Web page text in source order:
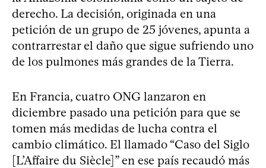
derecho. La decisión, originada en una
petición de un grupo de 25 jóvenes, apunta a
contrarrestar el daño que sigue sufriendo uno
de los pulmones más grandes de la Tierra.
En Francia, cuatro ONG lanzaron en
diciembre pasado una petición para que se
tomen más medidas de lucha contra el
cambio climático. El llamado “Caso del Siglo
[L’Affaire du Siècle]” en ese país recaudó más